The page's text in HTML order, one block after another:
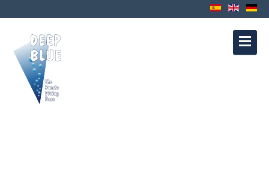
Aviso Legal